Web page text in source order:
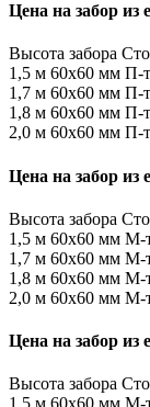
Цена на забор из
Высота забора
1,5 м 60х60 мм П-
1,7 м 60х60 мм П-
1,8 м 60х60 мм П-
2,0 м 60х60 мм П-
Цена на забор из
Высота забора
1,5 м 60х60 мм М-
1,7 м 60х60 мм М-
1,8 м 60х60 мм М-
2,0 м 60х60 мм М-
Цена на забор
Высота забора